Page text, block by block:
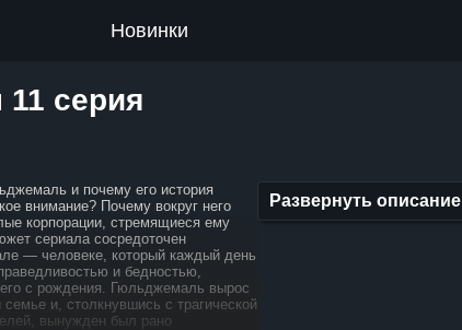
Новинки
серия
и почему его история
внимание? Почему вокруг него
корпорации, стремящиеся ему
сериала сосредоточен
— человеке, который каждый день
и бедностью,
с рождения. Гюльджемаль вырос
семье и, столкнувшись с трагической
вынужден был рано
Развернуть описание